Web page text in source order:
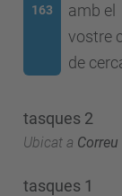
163
amb el
vostre
de
tasques 2
Ubicat a
tasques 1